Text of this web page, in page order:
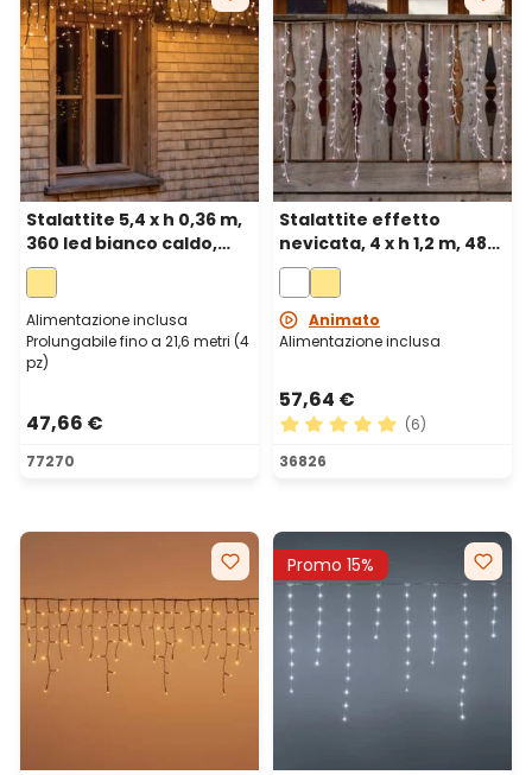
Stalattite 5,4 x h 0,36 m,
360 led bianco caldo,
cavo nero, prolungabile
Alimentazione inclusa
Prolungabile fino a 21,6 metri (4
pz)
47,66 €
77270
Stalattite effetto
nevicata, 4 x h 1,2 m, 480
led bianco freddo, cavo
bianco
Animato
Alimentazione inclusa
57,64 €
Valutazione media di 5 su
(6)
36826
Promo 15%